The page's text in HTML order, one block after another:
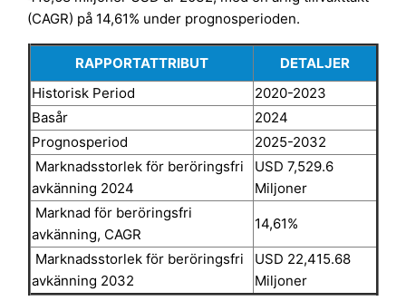
(CAGR) på 14,61% under prognosperioden.
RAPPORTATTRIBUT
DETALJER
Historisk Period
2020-2023
Basår
2024
Prognosperiod
2025-2032
Marknadsstorlek för beröringsfri
avkänning 2024
USD 7,529.6
Miljoner
Marknad för beröringsfri
avkänning, CAGR
14,61%
Marknadsstorlek för beröringsfri
avkänning 2032
USD 22,415.68
Miljoner